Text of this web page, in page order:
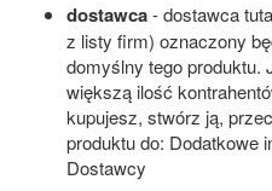
dostawca- dostawca
z listy firm) oznaczony
domyślny tego produktu.
większą ilość
kupujesz, stwórz ją,
produktu do: Dodatkowe
Dostawcy